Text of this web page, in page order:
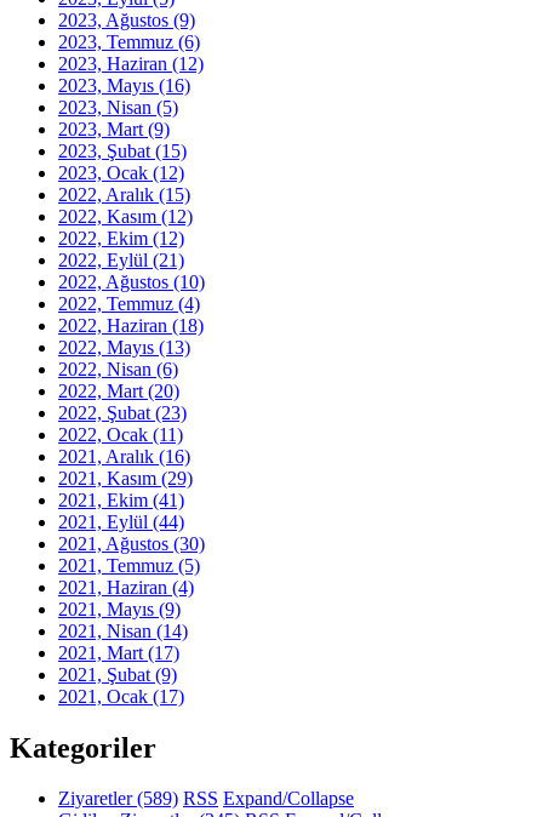
2023, Ağustos (9)
2023, Temmuz (6)
2023, Haziran (12)
2023, Mayıs (16)
2023, Nisan (5)
2023, Mart (9)
2023, Şubat (15)
2023, Ocak (12)
2022, Aralık (15)
2022, Kasım (12)
2022, Ekim (12)
2022, Eylül (21)
2022, Ağustos (10)
2022, Temmuz (4)
2022, Haziran (18)
2022, Mayıs (13)
2022, Nisan (6)
2022, Mart (20)
2022, Şubat (23)
2022, Ocak (11)
2021, Aralık (16)
2021, Kasım (29)
2021, Ekim (41)
2021, Eylül (44)
2021, Ağustos (30)
2021, Temmuz (5)
2021, Haziran (4)
2021, Mayıs (9)
2021, Nisan (14)
2021, Mart (17)
2021, Şubat (9)
2021, Ocak (17)
Kategoriler
Ziyaretler(589) RSS Expand/Collapse